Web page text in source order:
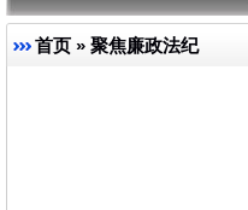
首页 » 聚焦廉政法纪